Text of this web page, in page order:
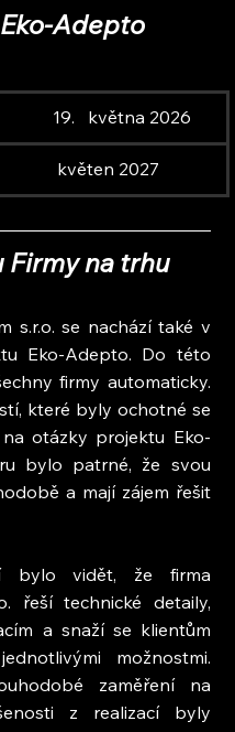
Adepto
května 2026
květen 2027
Firmy na trhu
s.r.o. se nachází také v
Eko-Adepto. Do této
firmy automaticky.
které byly ochotné se
otázky projektu Eko-
bylo patrné, že svou
a mají zájem řešit
bylo vidět, že firma
řeší technické detaily,
a snaží se klientům
možnostmi.
zaměření na
z realizací byly